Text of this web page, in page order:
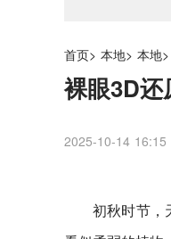
首页> 本地> 本地>
裸眼3D
2025-10-14 16:15
初秋时节，